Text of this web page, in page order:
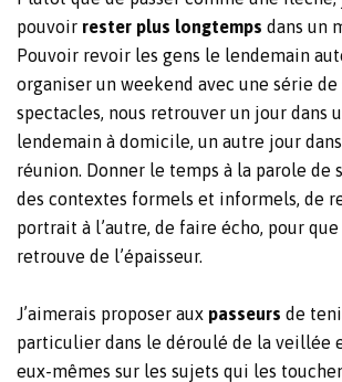
pouvoir rester plus longtemps dans un
Pouvoir revoir les gens le lendemain
organiser un weekend avec une série de
spectacles, nous retrouver un jour dans
lendemain à domicile, un autre jour
réunion. Donner le temps à la parole de
des contextes formels et informels, de
portrait à l’autre, de faire écho, pour que
retrouve de l’épaisseur.
J’aimerais proposer aux passeurs de
particulier dans le déroulé de la veillée
eux-mêmes sur les sujets qui les